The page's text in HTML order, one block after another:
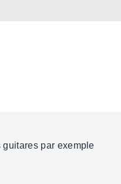
par exemple